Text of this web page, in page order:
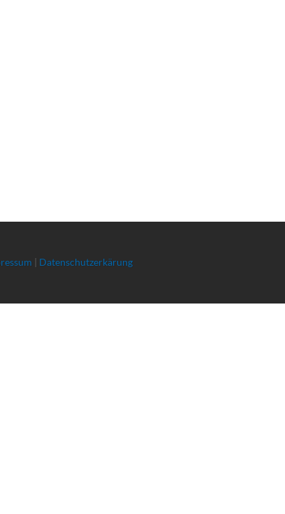
| Datenschutzerkärung